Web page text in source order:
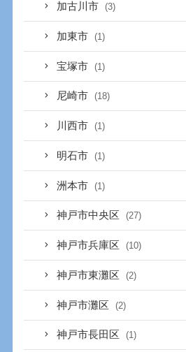
加古川市 (3)
加東市 (1)
宝塚市 (1)
尼崎市 (18)
川西市 (1)
明石市 (1)
洲本市 (1)
神戸市中央区 (27)
神戸市兵庫区 (10)
神戸市東灘区 (2)
神戸市灘区 (2)
神戸市長田区 (1)